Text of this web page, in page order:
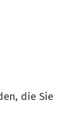
die Sie